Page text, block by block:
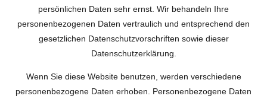
persönlichen Daten sehr ernst. Wir behandeln Ihre
personenbezogenen Daten vertraulich und entsprechend den
gesetzlichen Datenschutzvorschriften sowie dieser
Datenschutzerklärung.
Wenn Sie diese Website benutzen, werden verschiedene
personenbezogene Daten erhoben. Personenbezogene Daten